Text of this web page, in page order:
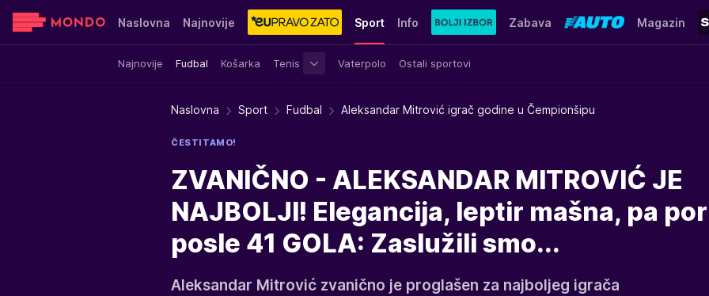
Naslovna Najnovije Sport
Najnovije Fudbal Košarka Tenis Vaterpolo Ostali sportovi
Info Zabava Magazin
Sensa Stvar ukusa Yumama
Naslovna Sport Fudbal Aleksandar Mitrović igrač godine u Čempionšipu
ČESTITAMO!
ZVANIČNO - ALEKSANDAR MITROVIĆ JE
NAJBOLJI! Elegancija, leptir mašna, pa
posle 41 GOLA: Zaslužili smo...
Aleksandar Mitrović zvanično je proglašen za najboljeg igrača